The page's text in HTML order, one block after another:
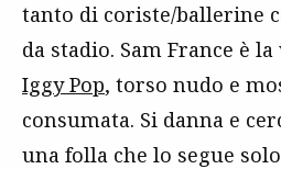
tanto di coriste/ballerine
da stadio. Sam France è
Iggy Pop, torso nudo e
consumata. Si danna e
una folla che lo segue